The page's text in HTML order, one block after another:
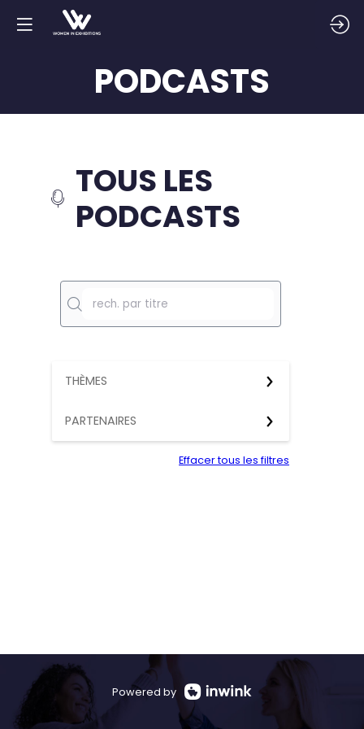
PODCASTS
TOUS LES
PODCASTS
THÈMES
PARTENAIRES
Effacer tous les filtres
Powered by